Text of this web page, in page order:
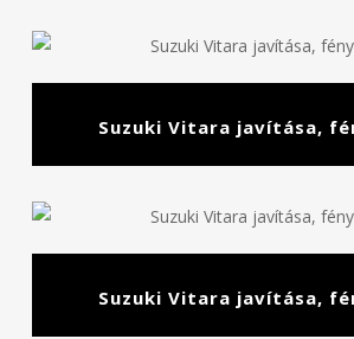
Suzuki Vitara javítása,
Suzuki Vitara javítása,